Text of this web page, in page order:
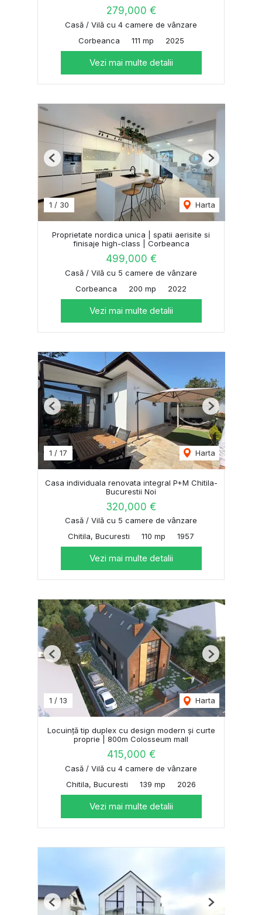
279,000 €
Casă / Vilă cu 4 camere de vânzare
Corbeanca
111 mp 2025
Vezi mai multe detalii
1 / 30 Harta
Previous Next
Proprietate nordica unica | spatii aerisite si
finisaje high-class | Corbeanca
499,000 €
Casă / Vilă cu 5 camere de vânzare
Corbeanca
200 mp 2022
Vezi mai multe detalii
1 / 17 Harta
Previous Next
Casa individuala renovata integral P+M Chitila-
Bucurestii Noi
320,000 €
Casă / Vilă cu 5 camere de vânzare
Chitila, Bucuresti
110 mp 1957
Vezi mai multe detalii
1 / 13 Harta
Previous Next
Locuință tip duplex cu design modern și curte
proprie | 800m Colosseum mall
415,000 €
Casă / Vilă cu 4 camere de vânzare
Chitila, Bucuresti
139 mp 2026
Vezi mai multe detalii
Previous Next